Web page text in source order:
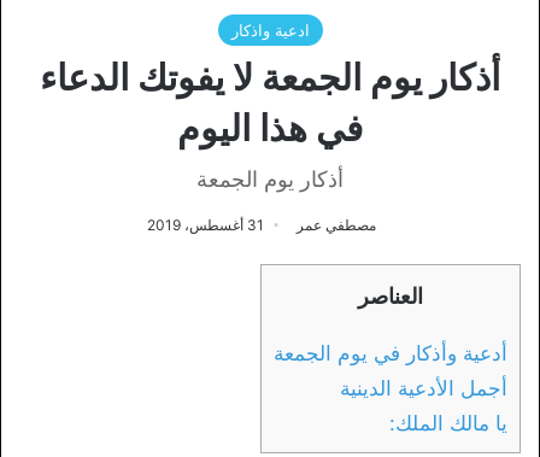
ادعية واذكار
أذكار يوم الجمعة لا يفوتك الدعاء
في هذا اليوم
أذكار يوم الجمعة
مصطفي عمر 31 أغسطس، 2019
العناصر
أدعية وأذكار في يوم الجمعة
أجمل الأدعية الدينية
يا مالك الملك: